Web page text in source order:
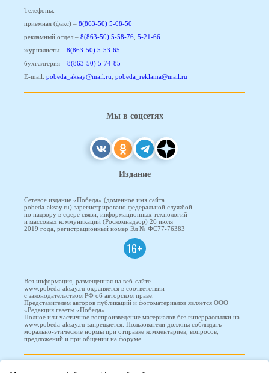
Телефоны:
приемная (факс) – 8(863-50) 5-08-50
рекламный отдел – 8(863-50) 5-58-76 5-21-66
журналисты – 8(863-50) 5-53-65
бухгалтерия – 8(863-50) 5-74-85
E-mail: pobeda_aksay@mail.ru pobeda_reklama@mail.ru
Мы в соцсетях
Издание
Сетевое издание «Победа» (доменное имя сайта
pobeda-aksay.ru) зарегистрировано федеральной службой
по надзору в сфере связи, информационных технологий
и массовых коммуникаций (Роскомнадзор) 26 июля
2019 года, регистрационный номер Эл № ФС77-76383
16+
Вся информация, размещенная на веб-сайте
www.pobeda-aksay.ru охраняется в соответствии
с законодательством РФ об авторском праве.
Представителем авторов публикаций и фотоматериалов является ООО
«Редакция газеты «Победа».
Полное или частичное воспроизведение материалов без гиперрассылки на
www.pobeda-aksay.ru запрещается. Пользователи должны соблюдать
морально-этические нормы при отправке комментариев, вопросов,
предложений и при общении на форуме